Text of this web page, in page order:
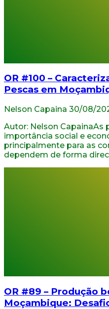
OR #100 –
Pescas em
Nelson Capaina 30/08/
Autor: Nelson CapainaAs
importância social e
principalmente para as
dependem de forma
OR #89 – Produção
Moçambique: